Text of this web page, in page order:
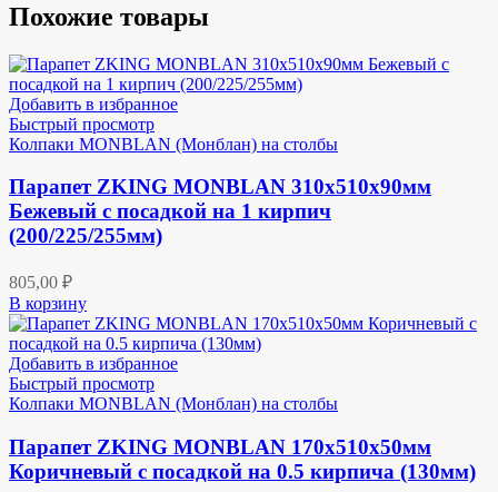
Похожие товары
Добавить в избранное
Быстрый просмотр
Колпаки MONBLAN (Монблан) на столбы
Парапет ZKING MONBLAN 310х510х90мм
Бежевый с посадкой на 1 кирпич
(200/225/255мм)
805,00 ₽
В корзину
Добавить в избранное
Быстрый просмотр
Колпаки MONBLAN (Монблан) на столбы
Парапет ZKING MONBLAN 170х510х50мм
Коричневый с посадкой на 0.5 кирпича (130мм)